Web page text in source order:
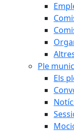
Ple
Els